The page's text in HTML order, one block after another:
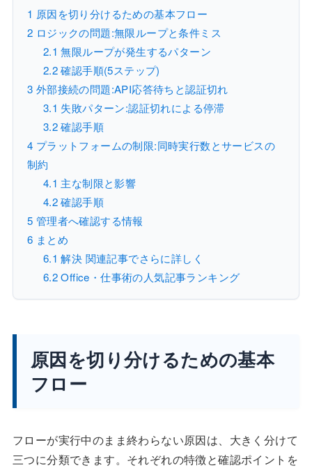
1 原因を切り分けるための基本フロー
2 ロジックの問題:無限ループと条件ミス
2.1 無限ループが発生するパターン
2.2確認手順(5ステップ)
3 外部接続の問題:API応答待ちと認証切れ
3.1 失敗パターン:認証切れによる停滞
3.2確認手順
4 プラットフォームの制限:同時実行数とサービスの
制約
4.1 主な制限と影響
4.2確認手順
5 管理者へ確認する情報
6 まとめ
6.1 解決 関連記事でさらに詳しく
6.2Office・仕事術の人気記事ランキング
原因を切り分けるための基本
フロー
フローが実行中のまま終わらない原因は、大きく分けて
三つに分類できます。それぞれの特徴と確認ポイントを